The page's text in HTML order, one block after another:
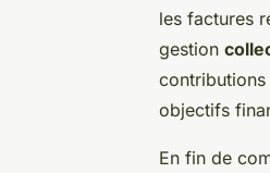
les factures
gestion
objectifs
En fin de